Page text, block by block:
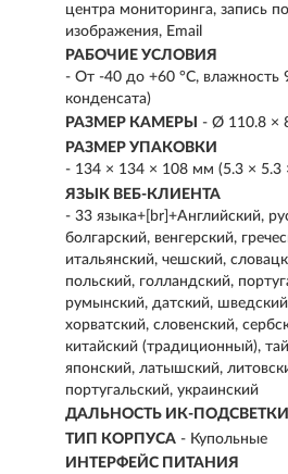
центра мониторинга, запись
изображения, Email
РАБОЧИЕ УСЛОВИЯ
- От -40 до +60 °C, влажность
конденсата)
РАЗМЕР КАМЕРЫ
- Ø 110.8 ×
РАЗМЕР УПАКОВКИ
- 134 × 134 × 108 мм (5.3 × 5.3
ЯЗЫК ВЕБ-КЛИЕНТА
- 33 языка+[br]+Английский,
болгарский, венгерский,
итальянский, чешский,
польский, голландский,
румынский, датский,
хорватский, словенский,
китайский (традиционный),
японский, латышский,
португальский, украинский
ДАЛЬНОСТЬ ИК-ПОДСВЕТКИ
ТИП КОРПУСА - Купольные
ИНТЕРФЕЙС ПИТАНИЯ